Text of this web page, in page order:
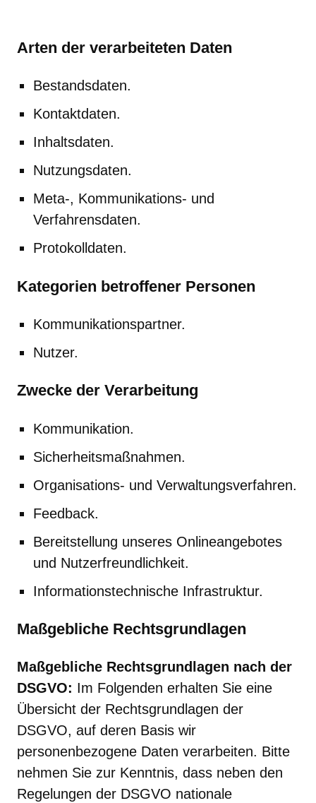
Arten der verarbeiteten Daten
Bestandsdaten.
Kontaktdaten.
Inhaltsdaten.
Nutzungsdaten.
Meta-, Kommunikations- und
Verfahrensdaten.
Protokolldaten.
Kategorien betroffener Personen
Kommunikationspartner.
Nutzer.
Zwecke der Verarbeitung
Kommunikation.
Sicherheitsmaßnahmen.
Organisations- und Verwaltungsverfahren.
Feedback.
Bereitstellung unseres Onlineangebotes
und Nutzerfreundlichkeit.
Informationstechnische Infrastruktur.
Maßgebliche Rechtsgrundlagen
Maßgebliche Rechtsgrundlagen nach der
DSGVO: Im Folgenden erhalten Sie eine
Übersicht der Rechtsgrundlagen der
DSGVO, auf deren Basis wir
personenbezogene Daten verarbeiten. Bitte
nehmen Sie zur Kenntnis, dass neben den
Regelungen der DSGVO nationale